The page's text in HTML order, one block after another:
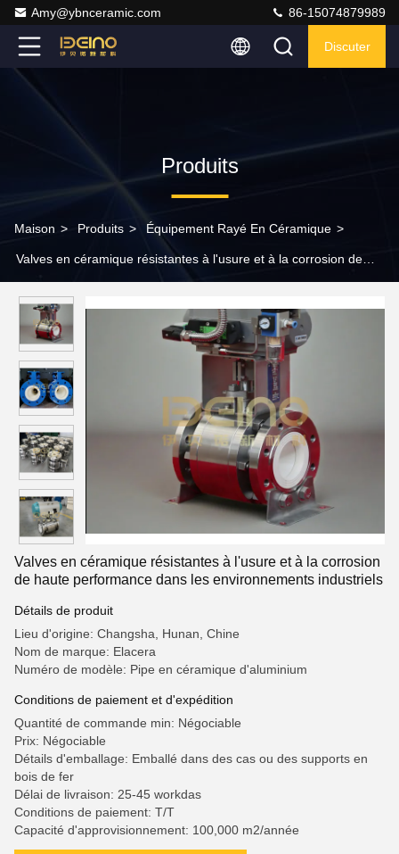
Amy@ybnceramic.com 86-15074879989
Discuter
Produits
Maison > Produits > Équipement Rayé En Céramique >
Valves en céramique résistantes à l'usure et à la corrosion de
Valves en céramique résistantes à l'usure et à la corrosion
de haute performance dans les environnements industriels
Détails de produit
Lieu d'origine: Changsha, Hunan, Chine
Nom de marque: Elacera
Numéro de modèle: Pipe en céramique d'aluminium
Conditions de paiement et d'expédition
Quantité de commande min: Négociable
Prix: Négociable
Détails d'emballage: Emballé dans des cas ou des supports en
bois de fer
Délai de livraison: 25-45 workdas
Conditions de paiement: T/T
Capacité d'approvisionnement: 100,000 m2/année